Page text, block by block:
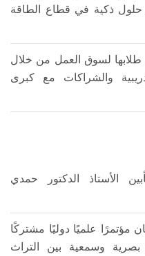
حلول ذكية في قطاع الطاقة
لسوق العمل من خلال
والشراكات مع كبرى
الأستاذ الدكتور حمدي
مؤتمرًا علميًا دوليًا مشتركًا
بصرية وسمعية بين التراث